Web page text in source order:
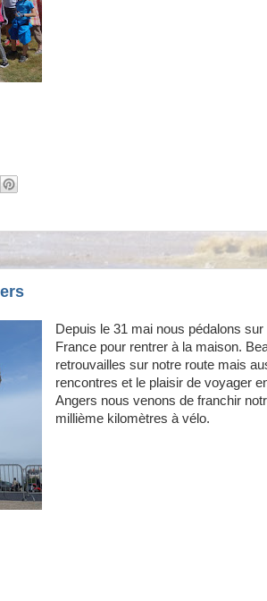
Depuis le 31 mai nous pédalons
France pour rentrer à la maison.
retrouvailles sur notre route mais
rencontres et le plaisir de voyager
Angers nous venons de franchir
millième kilomètres à vélo.